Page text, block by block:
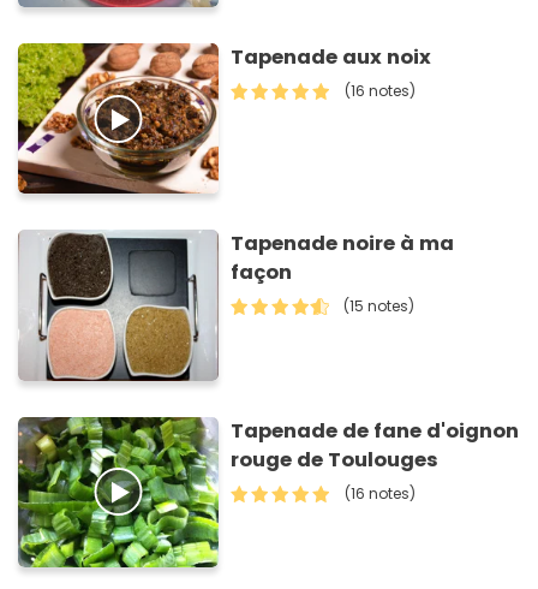
Tapenade aux noix
(16 notes)
Tapenade noire à ma
façon
(15 notes)
Tapenade de fane d'oignon
rouge de Toulouges
(16 notes)